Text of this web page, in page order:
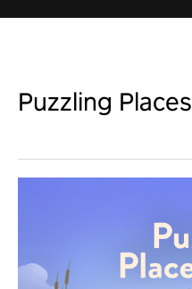
Puzzling Places